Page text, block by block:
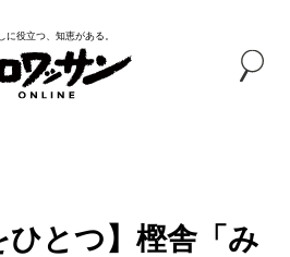
に役立つ、知恵がある。
ひとつ】樫舎「み